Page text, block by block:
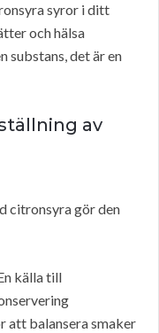
syror i ditt
och hälsa
substans, det är en
av
citronsyra gör den
källa till
balansera smaker